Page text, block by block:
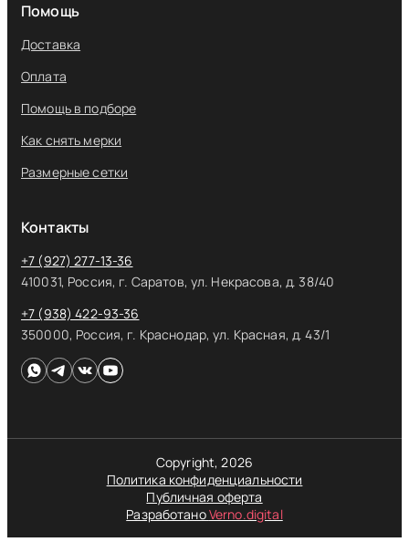
Помощь
Доставка
Оплата
Помощь в подборе
Как снять мерки
Размерные сетки
Контакты
+7 (927) 277-13-36
410031, Россия, г. Саратов, ул. Некрасова, д. 38/40
+7 (938) 422-93-36
350000, Россия, г. Краснодар, ул. Красная, д. 43/1
Copyright, 2026
Политика конфиденциальности
Публичная оферта
РазработаноVerno.digital